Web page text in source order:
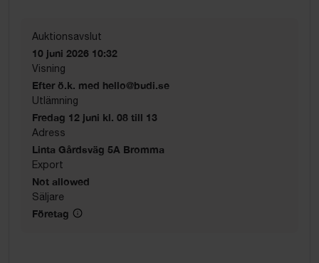
Auktionsavslut
10 juni 2026 10:32
Visning
Efter ö.k. med hello@budi.se
Utlämning
Fredag 12 juni kl. 08 till 13
Adress
Linta Gårdsväg 5A Bromma
Export
Not allowed
Säljare
Företag